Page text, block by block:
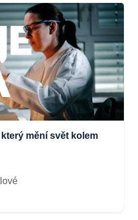
mění svět kolem